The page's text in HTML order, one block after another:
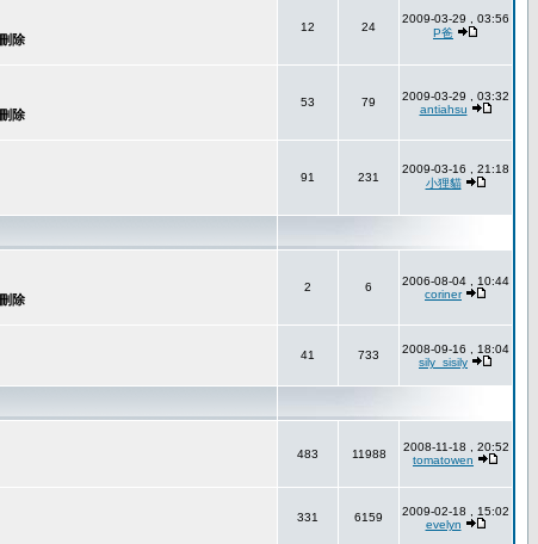
12 24
2009-03-29 , 03:56
P爸
53 79
2009-03-29 , 03:32
antiahsu
91 231
2009-03-16 , 21:18
小狸貓
2 6
2006-08-04 , 10:44
coriner
41 733
2008-09-16 , 18:04
sily_sisily
483 11988
2008-11-18 , 20:52
tomatowen
331 6159
2009-02-18 , 15:02
evelyn